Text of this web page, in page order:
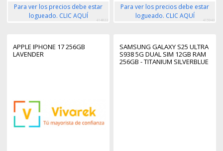
Para ver los precios debe estar
logueado. CLIC AQUÍ
414822
Para ver los precios debe estar
logueado. CLIC AQUÍ
415943
APPLE IPHONE 17 256GB
LAVENDER
SAMSUNG GALAXY S25 ULTRA
S938 5G DUAL SIM 12GB RAM
256GB - TITANIUM SILVERBLUE